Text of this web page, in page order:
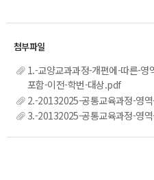
1.-교양교과과정-개편에-따른-
포함-이전-학번-대상.pdf
2.-20132025-공통교육과정-영
3.-20132025-공통교육과정-영